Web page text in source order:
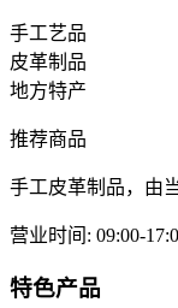
手工艺品
皮革制品
地方特产
推荐商品
手工皮革制品，由
营业时间 : 09:00-
特色产品